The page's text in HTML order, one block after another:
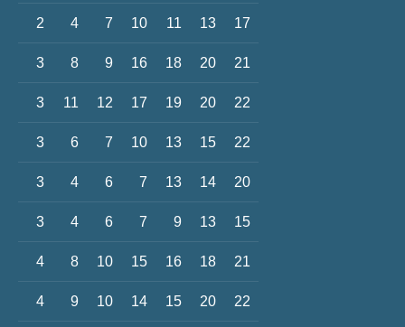
2 4 7 10 11 13 17
3 8 9 16 18 20 21
3 11 12 17 19 20 22
3 6 7 10 13 15 22
3 4 6 7 13 14 20
3 4 6 7 9 13 15
4 8 10 15 16 18 21
4 9 10 14 15 20 22